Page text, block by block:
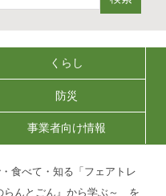
くらし
防災
事業者向け情報
食べて・知る「フェアトレ
らんとごん』から学ぶ～ を